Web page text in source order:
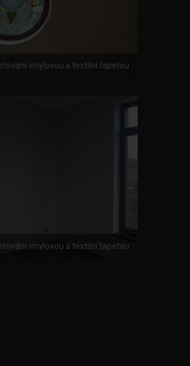
vinylovou a textilní tapetou
vinylovou a textilní tapetou